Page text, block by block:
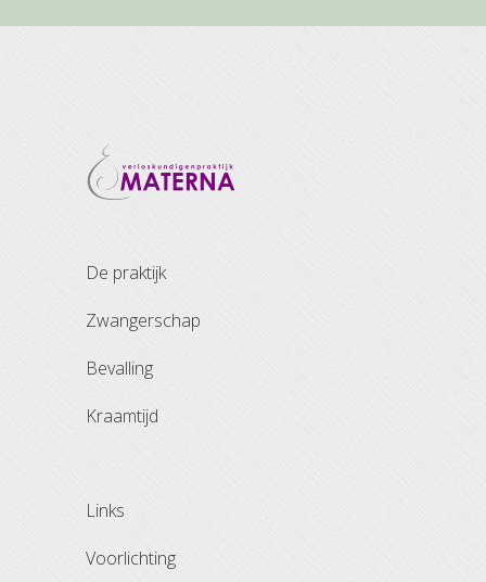
de praktijk
zwangerschap
bevalling
kraamtijd
links
voorlichting